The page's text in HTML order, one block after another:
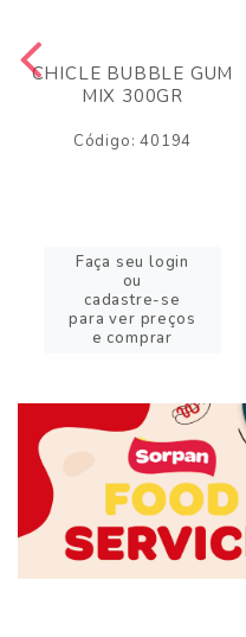
CHICLE BUBBLE GUM
MIX 300GR
Código: 40194
Faça seu login
ou
cadastre-se
para ver preços
e comprar